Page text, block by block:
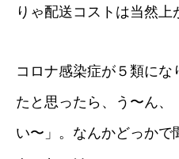
りゃ配送コストは当然上
コロナ感染症が５類にな
たと思ったら、う〜ん、
い〜」。なんかどっか